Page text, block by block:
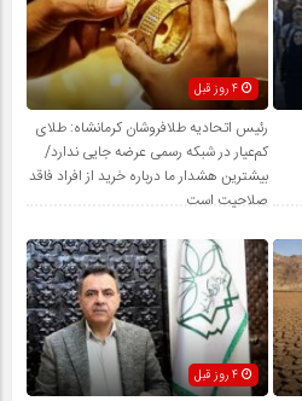
رئیس اتحادیه طلافروشان کرمانشاه: طلای
کم‌عیار در شبکه رسمی عرضه جایی ندارد/
بیشترین هشدار ما درباره خرید از افراد فاقد
صلاحیت است